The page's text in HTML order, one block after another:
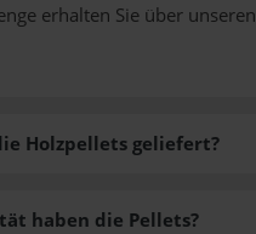
erhalten Sie über unseren
Holzpellets geliefert?
haben die Pellets?